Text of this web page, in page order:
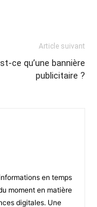
Article suivant
ce qu’une bannière
publicitaire ?
en temps
moment en matière
digitales. Une